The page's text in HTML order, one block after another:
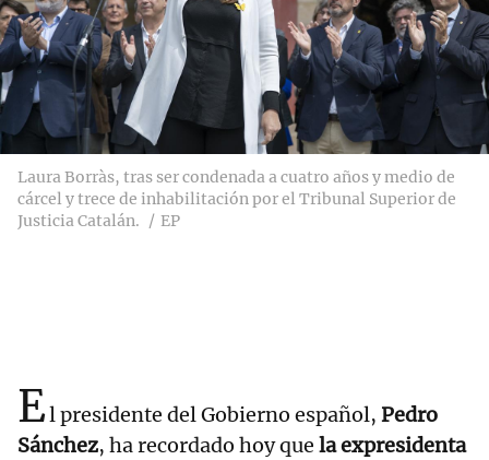
Laura Borràs, tras ser condenada a cuatro años y medio de
cárcel y trece de inhabilitación por el Tribunal Superior de
Justicia Catalán.
EP
El presidente del Gobierno español, Pedro
Sánchez, ha recordado hoy que la expresidenta